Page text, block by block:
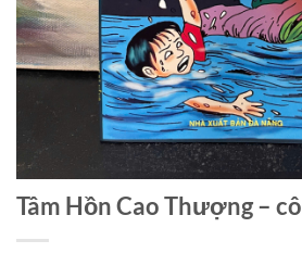
Tâm Hồn Cao Thượng –